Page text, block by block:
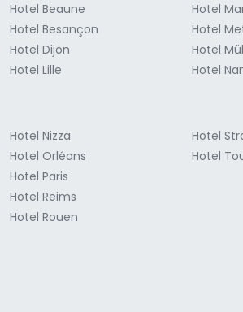
Hotel Beaune
Hotel Besançon
Hotel Dijon
Hotel Lille
Hotel
Hotel
Hotel
Hotel
Hotel Nizza
Hotel Orléans
Hotel Paris
Hotel Reims
Hotel Rouen
Hotel
Hotel